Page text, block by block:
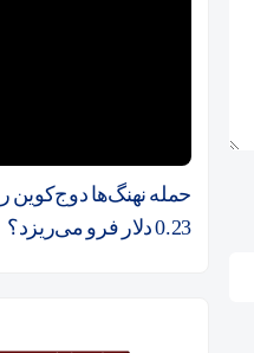
حمله نهنگ‌ها دوج‌کوین
0.23 دلار فرو می‌ریزد؟